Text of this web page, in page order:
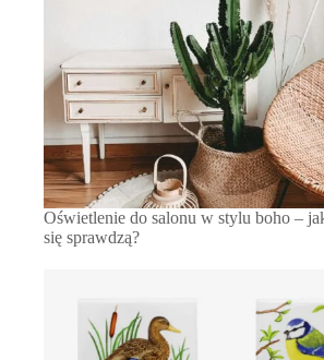
Oświetlenie do salonu w stylu boho –
się sprawdzą?